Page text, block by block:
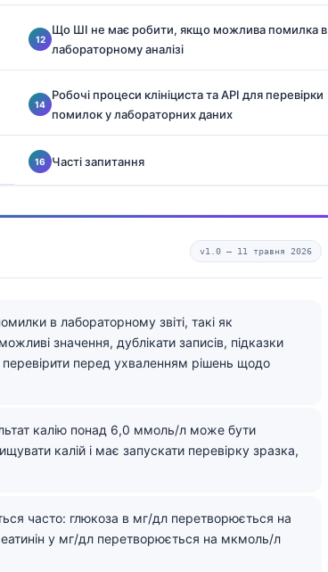
Що ШІ не має робити, якщо можлива помилка в
лабораторному аналізі
Робочі процеси клініциста та API для перевірки
помилок у лабораторних даних
Часті запитання
v1.0 — 11 травня 2026
в лабораторному звіті, такі як
значення, дублікати записів, підказки
перевірити перед ухваленням рішень щодо
калію понад 6,0 ммоль/л може бути
калій і має запускати перевірку зразка,
часто: глюкоза в мг/дл перетворюється на
у мг/дл перетворюється на мкмоль/л